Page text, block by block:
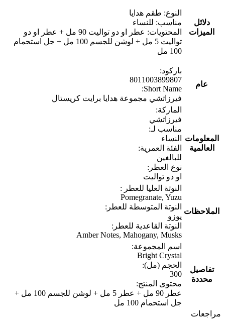
دلائل
الميزات
النوع: طقم هدايا
مناسب: للنساء
المحتويات: عطر او دو تواليت 90 مل + عطر او دو
تواليت 5 مل + لوشن للجسم 100 مل + جل استحمام
100 مل
عام
باركود:
8011003899807
Short Name:
فيرزاتشي مجموعة هدايا برايت كريستال
المعلومات
العالمية
الماركة:
فيرزاتشي
مناسب لـ:
النساء
الفئة العمرية:
للبالغين
نوع العطر:
او دو تواليت
الملاحظات
النوتة العليا للعطر :
Pomegranate, Yuzu
النوتة المتوسطة للعطر:
يوزو
النوتة القاعدية للعطر:
Amber Notes, Mahogany, Musks
تفاصيل
محددة
اسم المجموعة:
Bright Crystal
الحجم (مل):
300
محتوى المنتج:
عطر 90 مل + عطر 5 مل + لوشن للجسم 100 مل +
جل استحمام 100 مل
مراجعات